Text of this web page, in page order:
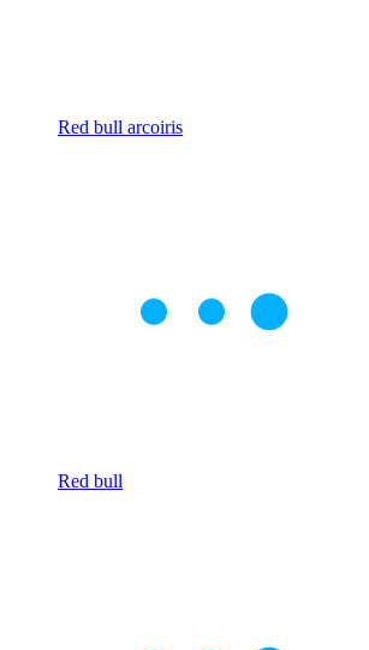
Red bull arcoiris
Red bull